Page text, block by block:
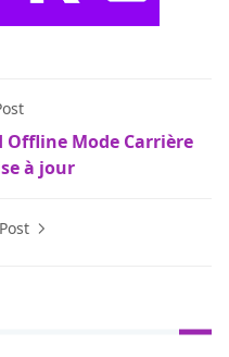
Offline Mode Carrière
à jour